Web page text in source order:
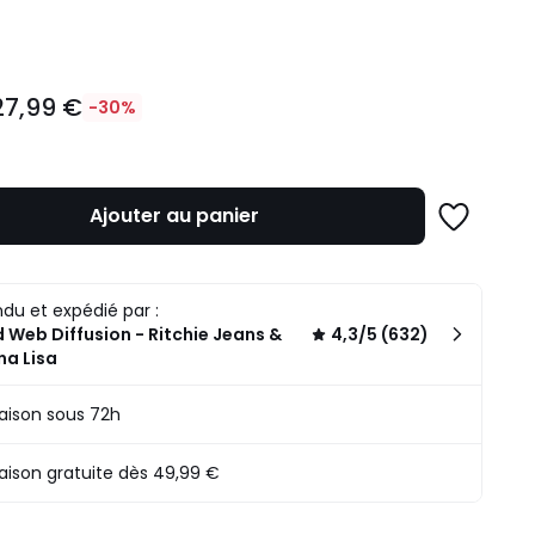
€ -30%
Ajouter au panier
Ajouter
et expédié par :
Web Diffusion - Ritchie Jeans &
Lisa
4,3/5 (632)
sous 72h
gratuite dès 49,99 €